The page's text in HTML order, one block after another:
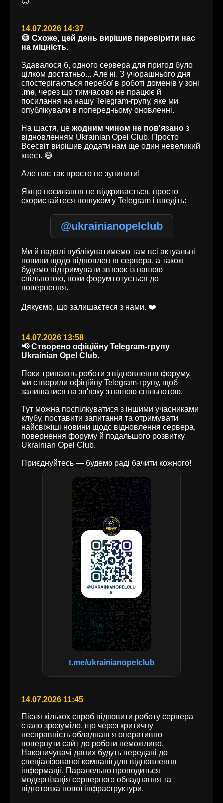
14.07.2026 14:37
😅 Схоже, цей день вирішив перевірити нас
на міцність.
Здавалося б, одного сервера для пригод було
цілком достатньо... Але ні. З учорашнього дня
спостерігаються перебої в роботі доменів у зоні
.me, через що тимчасово не працює й
посилання на нашу Telegram-групу, яке ми
опублікували в попередньому оновленні.
На щастя, це жодним чином не пов'язано з
відновленням Ukrainian Opel Club. Просто
Всесвіт вирішив додати нам ще один невеликий
квест. 😄
Але нас так просто не зупинити!
Якщо посилання не відкривається, просто
скористайтеся пошуком у Telegram і введіть:
@ukrainianopelclub
Ми й надалі публікуватимемо там всі актуальні
новини щодо відновлення сервера, а також
будемо підтримувати зв'язок із нашою
спільнотою, поки форум готується до
повернення.
Дякуємо, що залишаєтеся з нами. ❤️
14.07.2026 13:58
📢 Створено офіційну Telegram-групу
Ukrainian Opel Club.
Поки тривають роботи з відновлення форуму,
ми створили офіційну Telegram-групу, щоб
залишатися на зв'язку з нашою спільнотою.
Тут можна поспілкуватися з іншими учасниками
клубу, поставити запитання та отримувати
найсвіжіші новини щодо відновлення сервера,
повернення форуму й подальшого розвитку
Ukrainian Opel Club.
Приєднуйтесь — будемо раді бачити кожного!
t.me/ukrainianopelclub
14.07.2026 11:45
Після кількох спроб відновити роботу сервера
стало зрозуміло, що через критичну
несправність обладнання оперативно
повернути сайт до роботи неможливо.
Накопичувачі даних будуть передані до
спеціалізованої компанії для відновлення
інформації. Паралельно проводиться
модернізація серверного обладнання та
підготовка нової інфраструктури.